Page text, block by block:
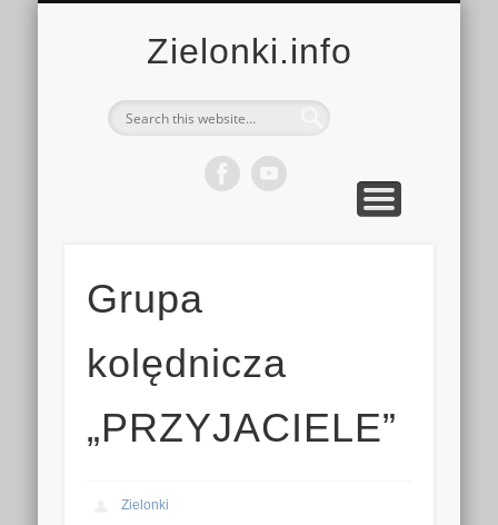
Zielonki.info
Grupa
kolędnicza
„PRZYJACIELE”
Zielonki